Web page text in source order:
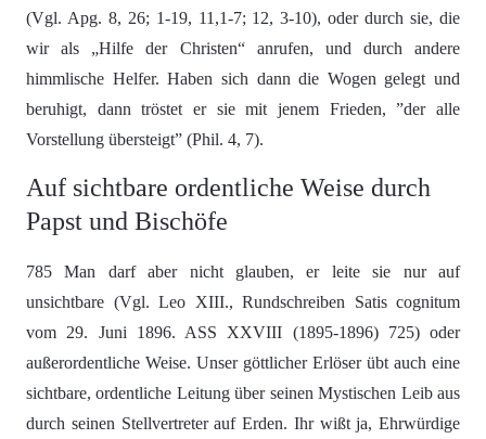
(Vgl. Apg. 8, 26; 1-19, 11,1-7; 12, 3-10), oder durch sie, die
wir als „Hilfe der Christen“ anrufen, und durch andere
himmlische Helfer. Haben sich dann die Wogen gelegt und
beruhigt, dann tröstet er sie mit jenem Frieden, ”der alle
Vorstellung übersteigt” (Phil. 4, 7).
Auf sichtbare ordentliche Weise durch
Papst und Bischöfe
785 Man darf aber nicht glauben, er leite sie nur auf
unsichtbare (Vgl. Leo XIII., Rundschreiben Satis cognitum
vom 29. Juni 1896. ASS XXVIII (1895-1896) 725) oder
außerordentliche Weise. Unser göttlicher Erlöser übt auch eine
sichtbare, ordentliche Leitung über seinen Mystischen Leib aus
durch seinen Stellvertreter auf Erden. Ihr wißt ja, Ehrwürdige